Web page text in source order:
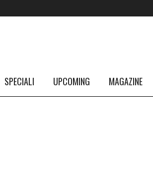
SPECIALI UPCOMING MAGAZINE